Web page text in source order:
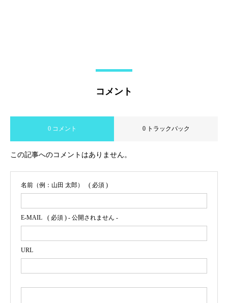
コメント
0 コメント 0 トラックバック
この記事へのコメントはありません。
名前（例：山田 太郎） ( 必須 )
E-MAIL ( 必須 ) - 公開されません -
URL